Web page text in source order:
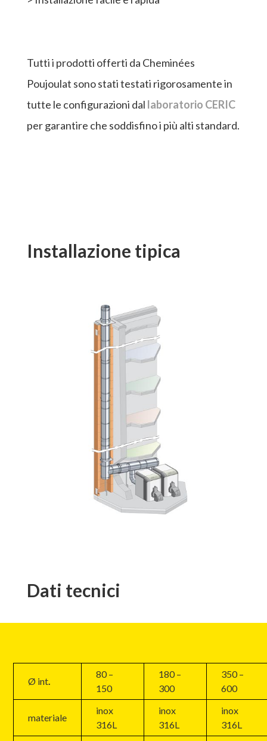
Tutti i prodotti offerti da Cheminées
Poujoulat sono stati testati rigorosamente in
tutte le configurazioni dal laboratorio CERIC
per garantire che soddisfino i più alti standard.
Installazione tipica
Dati tecnici
Ø int.
80 –
150
180 –
300
350 –
600
materiale
inox
316L
inox
316L
inox
316L